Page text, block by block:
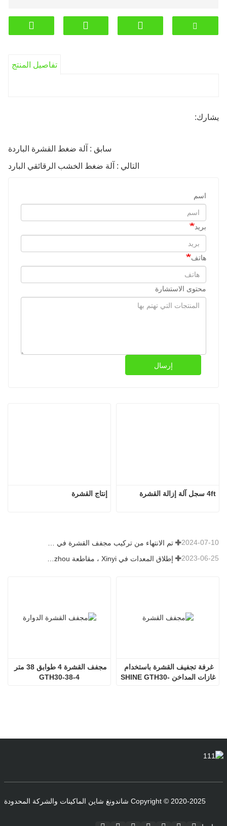
تفاصيل المنتج
يشارك:
سابق : آلة ضغط القشرة الباردة
التالي : آلة ضغط الخشب الرقائقي البارد
اسم
بريد
هاتف
محتوى الاستشارة
إرسال
إنتاج القشرة 4ft سجل آلة إزالة القشرة
2024-07-10
إطلاق المعدات في Xinyi ، مقاطعة Guizhou ، الصين 2023-06-25
GTH30-38-4
غازات المداخن SHINE GTH30-
Copyright © 2020-2025 شاندونغ شاين الماكينات والشركة المحدودة